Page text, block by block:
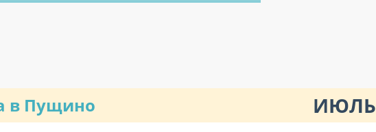
в Пущино ИЮЛЬ